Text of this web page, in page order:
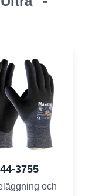
44-3755
och